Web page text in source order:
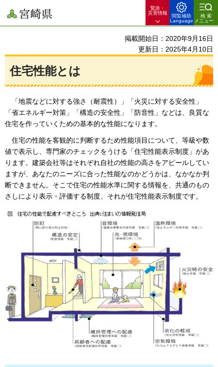
宮崎県
緊急・
災害情報
閲覧補助
Language
検索
メニュー
掲載開始日：2020年9月16日
更新日：2025年4月10日
住宅性能とは
「地震などに対する強さ（耐震性）」「火災に対する安全性」
「省エネルギー対策」「構造の安全性」「防音性」などは、良質な
住宅を作っていくための基本的な性能になります。
住宅の性能を客観的に判断するため性能項目について、等級や数
値で表示し、専門家のチェックをうける「住宅性能表示制度」があ
ります。建築会社等はそれぞれ自社の性能の高さをアピールしてい
ますが、あなたのニーズに合った性能なのかどうかは、なかなか判
断できません。そこで住宅の性能水準に関する情報を、共通のもの
さしにより表示・評価する制度、それが住宅性能表示制度です。